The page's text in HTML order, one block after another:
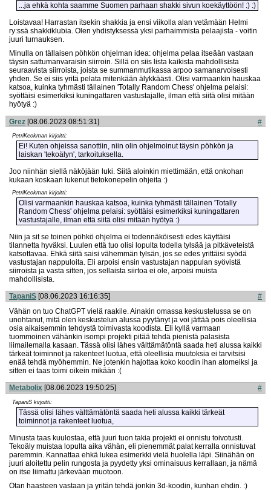
...ja ehkä kohta saamme Suomen parhaan shakki sivun koekäyttöön! :) :)
Loistavaa! Harrastan itsekin shakkia ja ensi viikolla alan vetämään Helmi
ry:ssä shakkiklubia. Olen yhdistyksessä yksi parhaimmista pelaajista - voitin
juuri turnauksen.
Minulla on tällaisen pöhkön ohjelman idea: ohjelma pelaa itseään vastaan
täysin sattumanvaraisin siirroin. Sillä on siis lista kaikista mahdollisista
seuraavista siirroista, joista se summanmutikassa arpoo samanarvoisesti
yhden. Se ei siis yritä pelata mitenkään älykkäästi. Olisi varmaankin hauskaa
katsoa, kuinka tyhmästi tällainen 'Totally Random Chess' ohjelma pelaisi:
syöttäisi esimerkiksi kuningattaren vastustajalle, ilman että siitä olisi mitään
hyötyä :)
Grez [08.06.2023 08:51:31] #
PetriKeckman kirjoitti:
Ei! Kuten ohjeissa sanottiin, niin olin ohjelmoinut täysin pöhkön ja
laiskan 'tekoälyn', tarkoituksella.
Joo niinhän siellä näköjään luki. Siitä aloinkin miettimään, että onkohan
kukaan koskaan lukenut tietokonepelin ohjeita :)
PetriKeckman kirjoitti:
Olisi varmaankin hauskaa katsoa, kuinka tyhmästi tällainen 'Totally
Random Chess' ohjelma pelaisi: syöttäisi esimerkiksi kuningattaren
vastustajalle, ilman että siitä olisi mitään hyötyä :)
Niin ja sit se toinen pöhkö ohjelma ei todennäköisesti edes käyttäisi
tilannetta hyväksi. Luulen että tuo olisi lopulta todella tylsää ja pitkäveteistä
katsottavaa. Ehkä siitä saisi vähemmän tylsän, jos se edes yrittäisi syödä
vastustajan nappuloita. Eli arpoisi ensin vastustajan nappulan syövistä
siirroista ja vasta sitten, jos sellaista siirtoa ei ole, arpoisi muista
mahdollisista.
TapaniS [08.06.2023 16:16:35]
#
Vähän on tuo ChatGPT vielä raakile. Ainakin omassa keskustelussa se on
unohtanut, mitä olen keskustelun alussa pyytänyt ja voi jättää pois oleellisia
osia aikaisemmin tehdystä toimivasta koodista. Eli kyllä varmaan
tuommoinen vähänkin isompi projekti pitää tehdä pienistä palasista
liimailemalla kasaan. Tässä olisi lähes välttämätöntä saada heti alussa kaikki
tärkeät toiminnot ja rakenteet luotua, että oleellisia muutoksia ei tarvitsisi
enää tehdä myöhemmin. Ne jotenkin hajottaa koko koodin ihan atomeiksi ja
sitten ei taas toimi oikein mikään :(
Metabolix [08.06.2023 19:50:25] #
TapaniS kirjoitti:
Tässä olisi lähes välttämätöntä saada heti alussa kaikki tärkeät
toiminnot ja rakenteet luotua,
Minusta taas kuulostaa, että juuri tuon takia projekti ei onnistu toivotusti.
Tekoäly muistaa lopulta aika vähän, eli pienemmät palat kerralla onnistuvat
paremmin. Kannattaa ehkä lukea esimerkki vielä huolella läpi. Siinähän on
juuri aloitettu pelin rungosta ja pyydetty yksi ominaisuus kerrallaan, ja nämä
on itse liimattu järkevään muotoon.
Otan haasteen vastaan ja yritän tehdä jonkin 3d-koodin, kunhan ehdin. :)